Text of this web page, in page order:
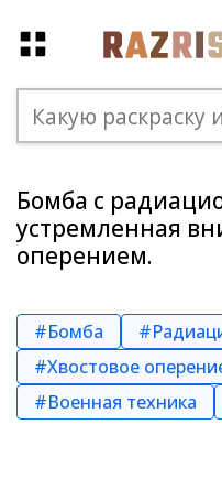
Бомба с
устремленная
оперением.
#Бомба
#Хвостовое
#Военная техника